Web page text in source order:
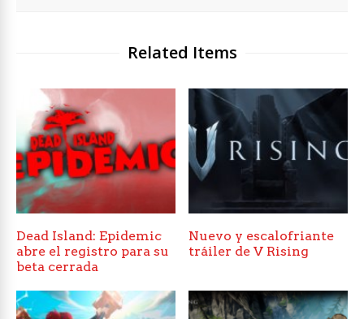
Related Items
Dead Island: Epidemic
abre el registro para su
beta cerrada
Nuevo y escalofriante
tráiler de V Rising